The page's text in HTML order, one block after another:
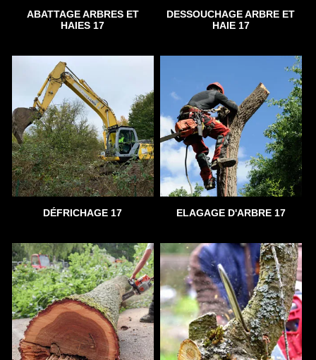
ABATTAGE ARBRES ET
HAIES 17
DESSOUCHAGE ARBRE ET
HAIE 17
DÉFRICHAGE 17 ELAGAGE D'ARBRE 17